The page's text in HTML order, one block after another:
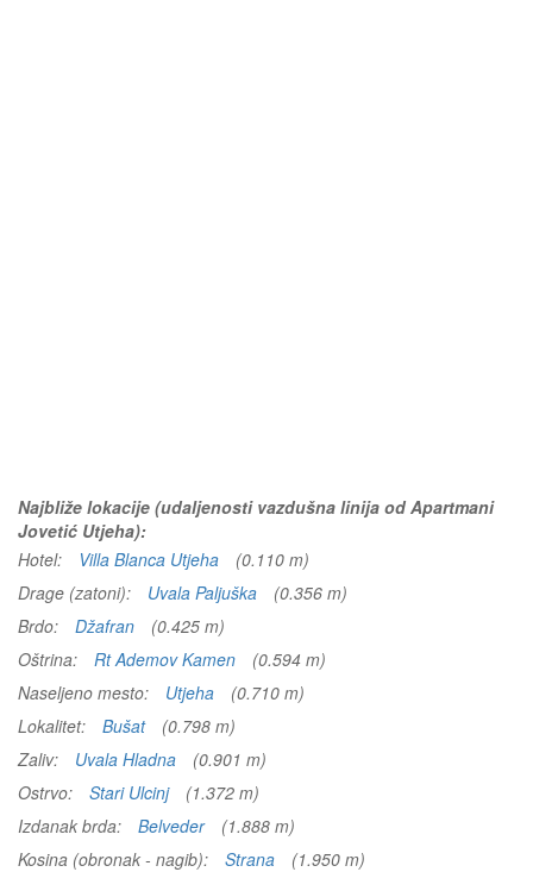
Najbliže lokacije (udaljenosti vazdušna linija od Apartmani
Jovetić Utjeha):
Hotel:
Villa Blanca Utjeha
(0.110 m)
Drage (zatoni):
Uvala Paljuška
(0.356 m)
Brdo:
Džafran
(0.425 m)
Oštrina:
Rt Ademov Kamen
(0.594 m)
Naseljeno mesto:
Utjeha
(0.710 m)
Lokalitet:
Bušat
(0.798 m)
Zaliv:
Uvala Hladna
(0.901 m)
Ostrvo:
Stari Ulcinj
(1.372 m)
Izdanak brda:
Belveder
(1.888 m)
Kosina (obronak - nagib):
Strana (1.950 m)